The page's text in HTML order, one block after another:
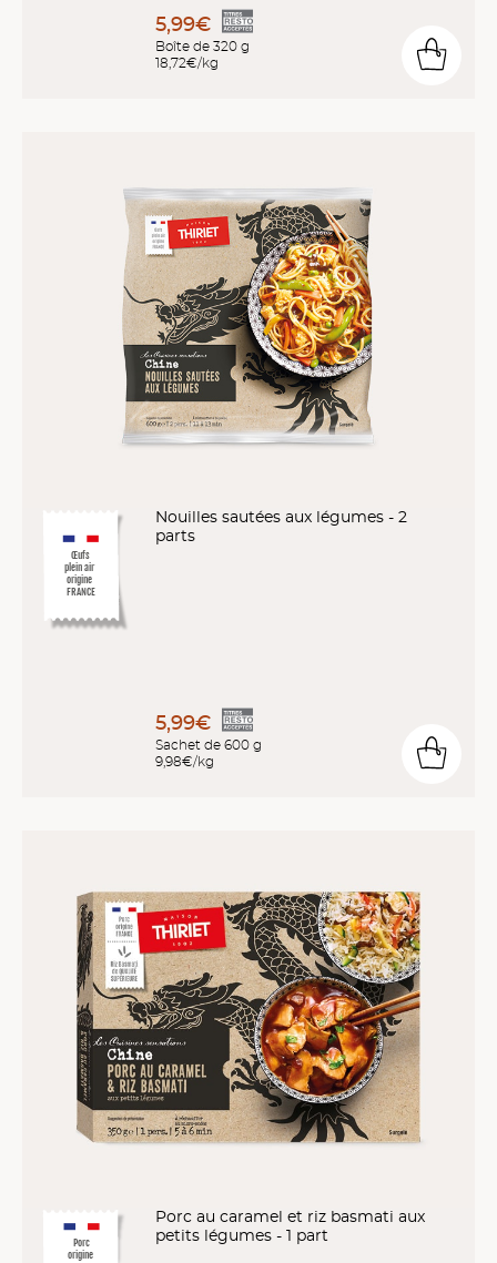
5,99€
Boîte de 320 g
18,72€/kg
Œufs
plein air
origine
FRANCE
Nouilles sautées aux légumes - 2
parts
5,99€
Sachet de 600 g
9,98€/kg
Porc
origine
Porc au caramel et riz basmati aux
petits légumes - 1 part